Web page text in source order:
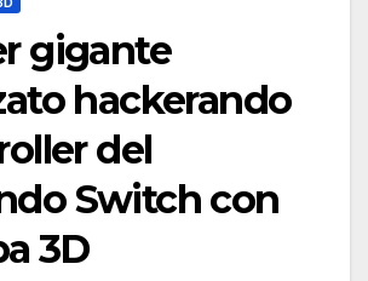
gigante
hackerando
del
Switch con
3D